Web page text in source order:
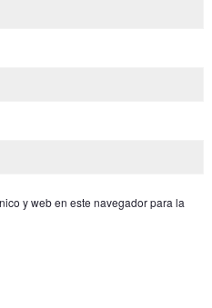
y web en este navegador para la